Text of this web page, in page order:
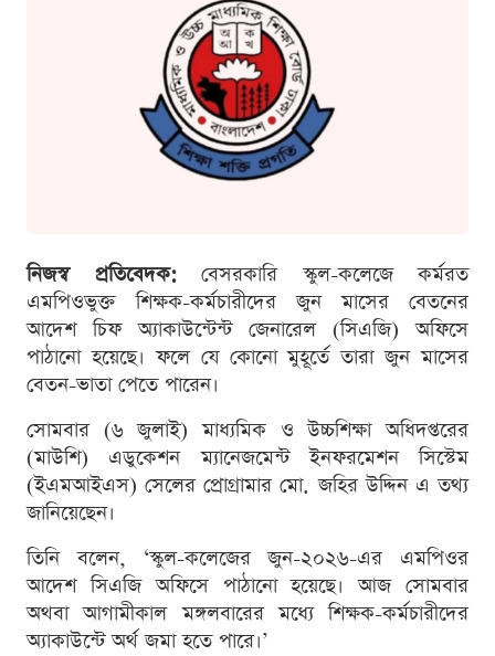
নিজস্ব প্রতিবেদক:বেসরকারি স্কুল-কলেজে কর্মরত
এমপিওভুক্ত শিক্ষক-কর্মচারীদের জুন মাসের বেতনের
আদেশ চিফ অ্যাকাউন্টেন্ট জেনারেল (সিএজি) অফিসে
পাঠানো হয়েছে। ফলে যে কোনো মুহূর্তে তারা জুন মাসের
বেতন-ভাতা পেতে পারেন।
সোমবার (৬ জুলাই) মাধ্যমিক ও উচ্চশিক্ষা অধিদপ্তরের
(মাউশি) এডুকেশন ম্যানেজমেন্ট ইনফরমেশন সিস্টেম
(ইএমআইএস) সেলের প্রোগ্রামার মো. জহির উদ্দিন এ তথ্য
জানিয়েছেন।
তিনি বলেন, ‘স্কুল-কলেজের জুন-২০২৬-এর এমপিওর
আদেশ সিএজি অফিসে পাঠানো হয়েছে। আজ সোমবার
অথবা আগামীকাল মঙ্গলবারের মধ্যে শিক্ষক-কর্মচারীদের
অ্যাকাউন্টে অর্থ জমা হতে পারে।’